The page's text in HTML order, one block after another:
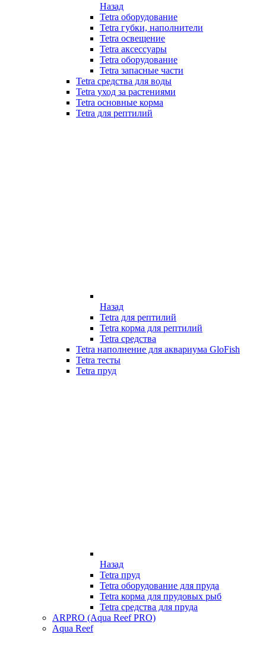
Назад
Tetra оборудование
Tetra губки, наполнители
Tetra освещение
Tetra аксессуары
Tetra оборудование
Tetra запасные части
Tetra средства для воды
Tetra уход за растениями
Tetra основные корма
Tetra для рептилий
Назад
Tetra для рептилий
Tetra корма для рептилий
Tetra средства
Tetra наполнение для аквариума GloFish
Tetra тесты
Tetra пруд
Назад
Tetra пруд
Tetra оборудование для пруда
Tetra корма для прудовых рыб
Tetra средства для пруда
ARPRO (Aqua Reef PRO)
Aqua Reef